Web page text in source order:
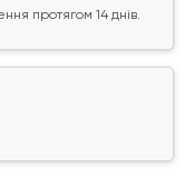
протягом 14 днів.